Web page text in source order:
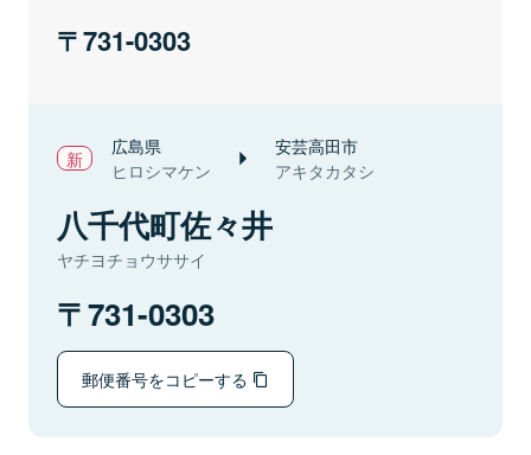
731-0303
広島県
ヒロシマケン
安芸高田市
アキタカタシ
八千代町佐々井
ヤチヨチョウササイ
731-0303
郵便番号をコピーする